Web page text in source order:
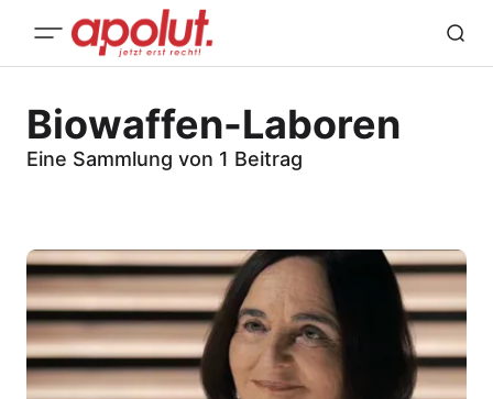
Biowaffen-Laboren
Eine Sammlung von 1 Beitrag